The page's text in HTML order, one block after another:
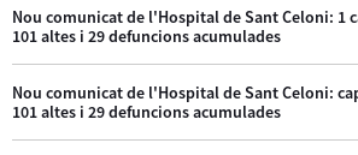
Nou comunicat de l'Hospital de Sant Celoni: 1
101 altes i 29 defuncions acumulades
Nou comunicat de l'Hospital de Sant Celoni:
101 altes i 29 defuncions acumulades